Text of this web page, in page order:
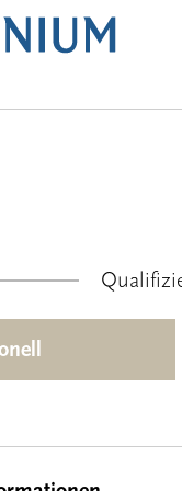
Real Estate